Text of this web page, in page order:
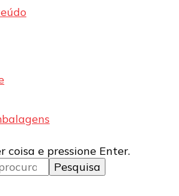
embalagens para pizzas,
para seu comércio com a
nossos conteúdos!
coisa e pressione Enter.